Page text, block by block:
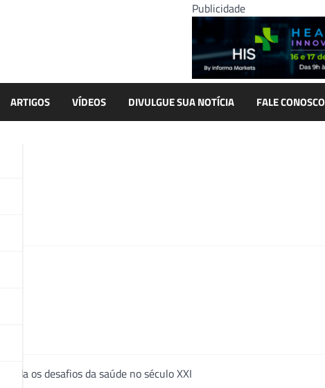
Publicidade
ARTIGOS VÍDEOS DIVULGUE SUA NOTÍCIA FALE CONOSCO
os desafios da saúde no século XXI